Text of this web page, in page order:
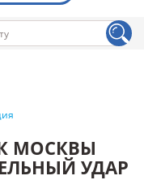
МОСКВЫ
УДАР